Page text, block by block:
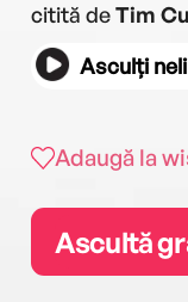
citită deTim
Asculți
Adaugă la
Ascultă